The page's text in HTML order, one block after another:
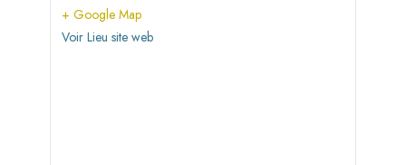
+ Google Map
Voir Lieu site web